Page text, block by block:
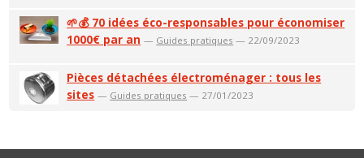
🌱💰 70 idées éco-responsables pour économiser
1000€ par an — Guides pratiques — 22/09/2023
Pièces détachées électroménager : tous les
sites — Guides pratiques — 27/01/2023